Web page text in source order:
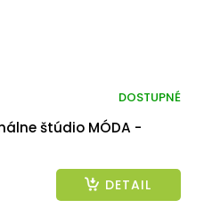
štúdio MÓDA -
DOSTUPNÉ
DETAIL